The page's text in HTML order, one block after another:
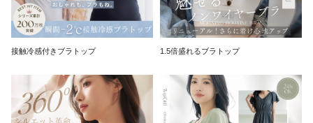
接触冷感付きブラトップ 1.5倍盛れるブラトップ